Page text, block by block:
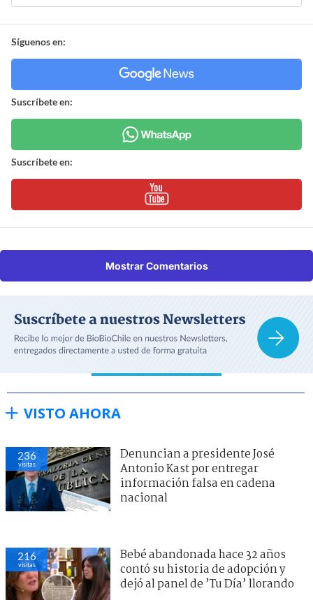
Síguenos en:
Suscríbete en:
Suscríbete en:
Mostrar Comentarios
VISTO AHORA
236
visitas
Denuncian a presidente José
Antonio Kast por entregar
información falsa en cadena
nacional
216
visitas
Bebé abandonada hace 32 años
contó su historia de adopción y
dejó al panel de ’Tu Día’ llorando